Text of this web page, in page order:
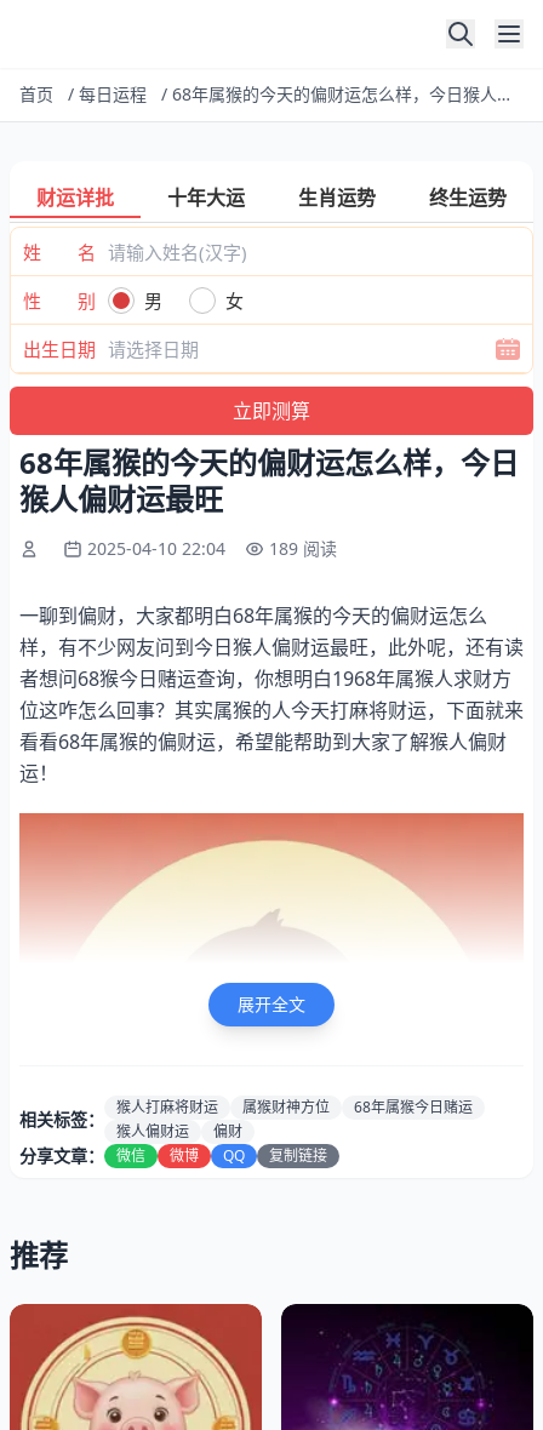
首页 / 每日运程 / 68年属猴的今天的偏财运怎么样，今日猴人偏财运最旺
财运详批 十年大运 生肖运势 终生运势
姓 名
性 别
男
女
出生日期
68年属猴的今天的偏财运怎么样，今日
猴人偏财运最旺
2025-04-10 22:04 189 阅读
一聊到偏财，大家都明白68年属猴的今天的偏财运怎么
样，有不少网友问到今日猴人偏财运最旺，此外呢，还有读
者想问68猴今日赌运查询，你想明白1968年属猴人求财方
位这咋怎么回事？其实属猴的人今天打麻将财运，下面就来
看看68年属猴的偏财运，希望能帮助到大家了解猴人偏财
运！
一、68年属猴的今天的偏财运怎么样
属猴的今天要是想搞点意外之财，得看看手气。不少人说东
展开全文
相关标签：
猴人打麻将财运 属猴财神方位
68年属猴今日赌运
猴人偏财运
偏财
分享文章： 微信 微博 QQ 复制链接
推荐